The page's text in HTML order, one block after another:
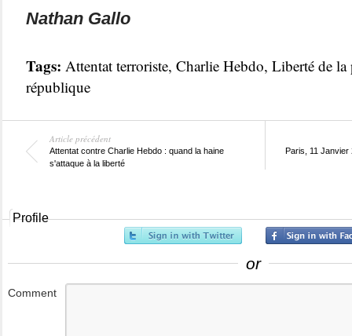
Nathan Gallo
Tags: Attentat terroriste, Charlie Hebdo, Liberté de la
république
Article précédent
Attentat contre Charlie Hebdo : quand la haine
s'attaque à la liberté
Paris, 11
Profile
or
Comment